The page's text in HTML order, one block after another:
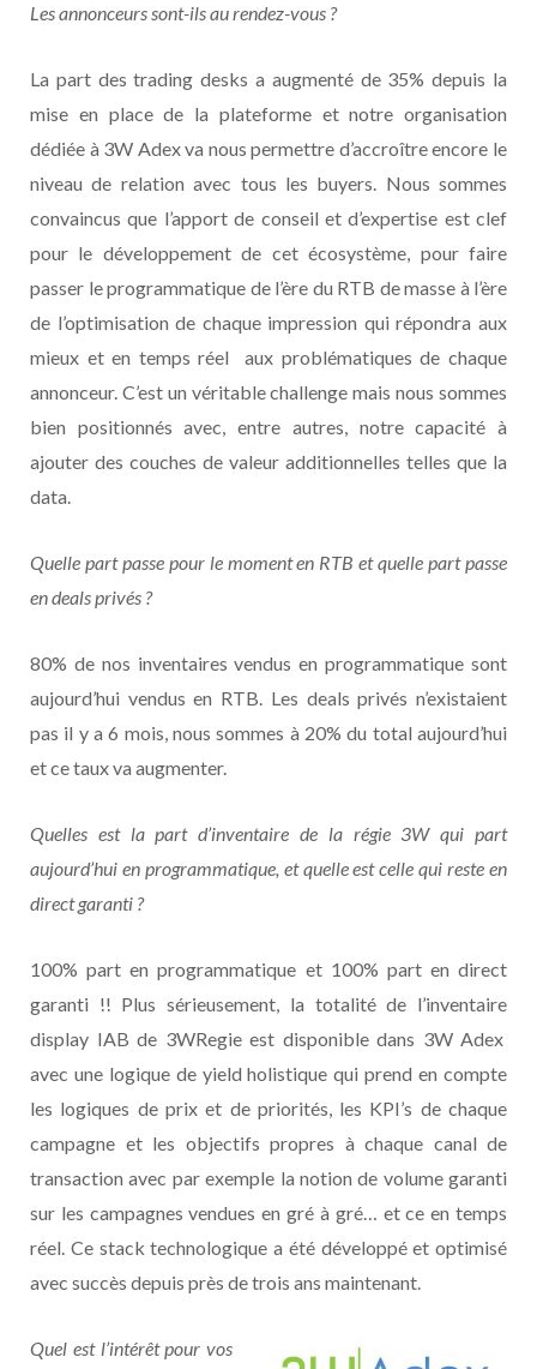
Les annonceurs sont-ils au rendez-vous ?
La part des trading desks a augmenté de 35% depuis la
mise en place de la plateforme et notre organisation
dédiée à 3W Adex va nous permettre d’accroître encore le
niveau de relation avec tous les buyers. Nous sommes
convaincus que l’apport de conseil et d’expertise est clef
pour le développement de cet écosystème, pour faire
passer le programmatique de l’ère du RTB de masse à l’ère
de l’optimisation de chaque impression qui répondra aux
mieux et en temps réel aux problématiques de chaque
annonceur. C’est un véritable challenge mais nous sommes
bien positionnés avec, entre autres, notre capacité à
ajouter des couches de valeur additionnelles telles que la
data.
Quelle part passe pour le moment en RTB et quelle part passe
en deals privés ?
80% de nos inventaires vendus en programmatique sont
aujourd’hui vendus en RTB. Les deals privés n’existaient
pas il y a 6 mois, nous sommes à 20% du total aujourd’hui
et ce taux va augmenter.
Quelles est la part d’inventaire de la régie 3W qui part
aujourd’hui en programmatique, et quelle est celle qui reste en
direct garanti ?
100% part en programmatique et 100% part en direct
garanti !! Plus sérieusement, la totalité de l’inventaire
display IAB de 3WRegie est disponible dans 3W Adex
avec une logique de yield holistique qui prend en compte
les logiques de prix et de priorités, les KPI’s de chaque
campagne et les objectifs propres à chaque canal de
transaction avec par exemple la notion de volume garanti
sur les campagnes vendues en gré à gré… et ce en temps
réel. Ce stack technologique a été développé et optimisé
avec succès depuis près de trois ans maintenant.
Quel est l’intérêt pour vos